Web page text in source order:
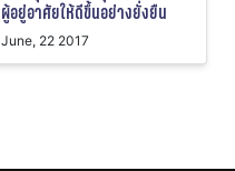
ผู้อยู่อาศัยให้ดีขึ้นอย่างยั่งยืน
June, 22 2017